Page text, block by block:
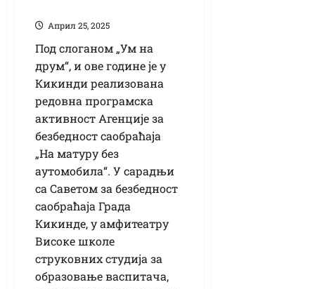
Април 25, 2025
Под слоганом „Ум на
друм“, и ове године је у
Кикинди реализована
редовна програмска
активност Агенције за
безбедност саобраћаја
„На матуру без
аутомобила“. У сарадњи
са Саветом за безбедност
саобраћаја Града
Кикинде, у амфитеатру
Високе школе
струковних студија за
образовање васпитача,